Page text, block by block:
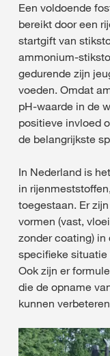
Een voldoende
bereikt door een
startgift van
ammonium-
gedurende zijn
voeden. Omdat
pH-waarde in de
positieve invloed
de belangrijkste
In Nederland is
in
toegestaan. Er
vormen (vast,
zonder coating) in
specifieke
Ook zijn er
die de opname
kunnen